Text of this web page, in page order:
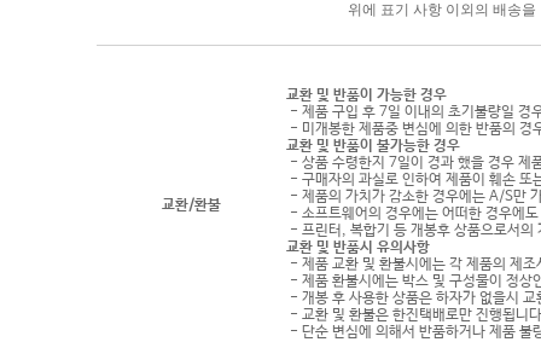
위에 표기 사항 이외의 배송을 원
교환/환불
교환 및 반품이 가능한 경우
- 제품 구입 후 7일 이내의 초기불량일 경
- 미개봉한 제품중 변심에 의한 반품의 경
교환 및 반품이 불가능한 경우
- 상품 수령한지 7일이 경과 했을 경우 제
- 구매자의 과실로 인하여 제품이 훼손 또
- 제품의 가치가 감소한 경우에는 A/S만
- 소프트웨어의 경우에는 어떠한 경우에
- 프린터, 복합기 등 개봉후 상품으로서의
교환 및 반품시 유의사항
- 제품 교환 및 환불시에는 각 제품의 제
- 제품 환불시에는 박스 및 구성물이 정상
- 개봉 후 사용한 상품은 하자가 없을시
- 교환 및 환불은 한진택배로만 진행됩니
- 단순 변심에 의해서 반품하거나 제품